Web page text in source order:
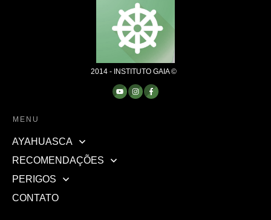
2014 - INSTITUTO GAIA ©
MENU
AYAHUASCA
RECOMENDAÇÕES
PERIGOS
CONTATO